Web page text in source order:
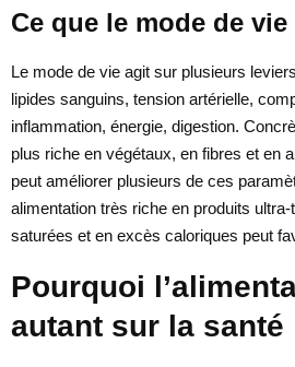
Ce que le mode de
Le mode de vie agit sur plusieurs
lipides sanguins, tension artérielle,
inflammation, énergie, digestion.
plus riche en végétaux, en fibres et en
peut améliorer plusieurs de ces
alimentation très riche en produits
saturées et en excès caloriques peut
Pourquoi
autant sur la santé